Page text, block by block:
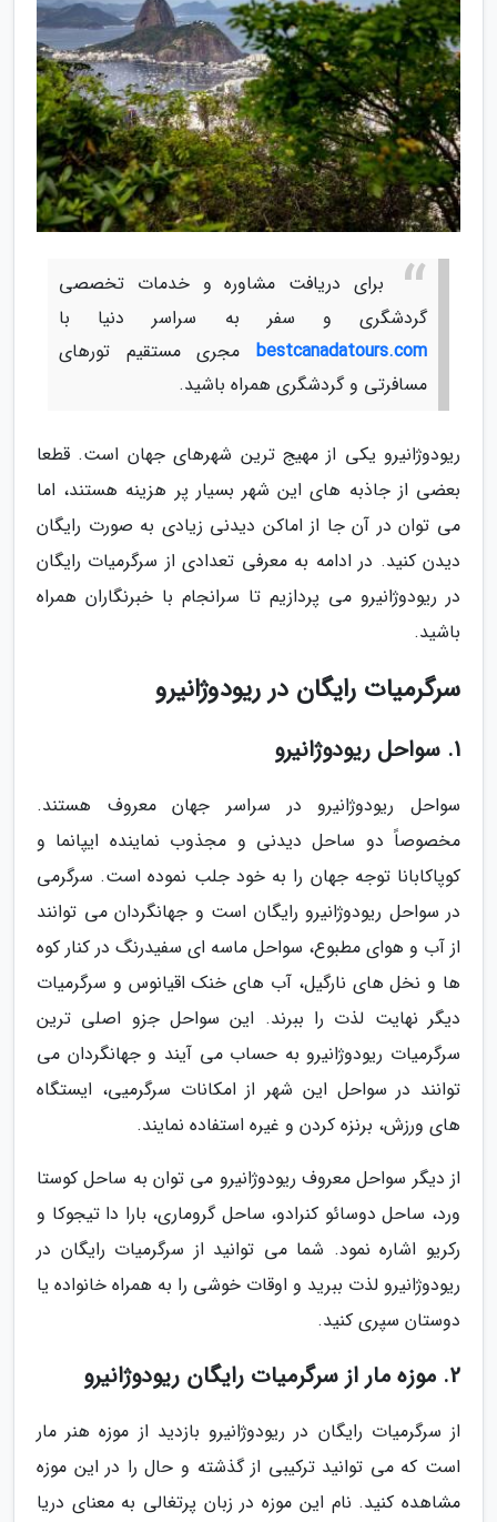
برای دریافت مشاوره و خدمات تخصصی
گردشگری و سفر به سراسر دنیا با
bestcanadatours.com مجری مستقیم تورهای
مسافرتی و گردشگری همراه باشید.
ریودوژانیرو یکی از مهیج ترین شهرهای جهان است. قطعا
بعضی از جاذبه های این شهر بسیار پر هزینه هستند، اما
می توان در آن جا از اماکن دیدنی زیادی به صورت رایگان
دیدن کنید. در ادامه به معرفی تعدادی از سرگرمیات رایگان
در ریودوژانیرو می پردازیم تا سرانجام با خبرنگاران همراه
باشید.
سرگرمیات رایگان در ریودوژانیرو
1. سواحل ریودوژانیرو
سواحل ریودوژانیرو در سراسر جهان معروف هستند.
مخصوصاً دو ساحل دیدنی و مجذوب نماینده ایپانما و
کوپاکابانا توجه جهان را به خود جلب نموده است. سرگرمی
در سواحل ریودوژانیرو رایگان است و جهانگردان می توانند
از آب و هوای مطبوع، سواحل ماسه ای سفیدرنگ در کنار کوه
ها و نخل های نارگیل، آب های خنک اقیانوس و سرگرمیات
دیگر نهایت لذت را ببرند. این سواحل جزو اصلی ترین
سرگرمیات ریودوژانیرو به حساب می آیند و جهانگردان می
توانند در سواحل این شهر از امکانات سرگرمیی، ایستگاه
های ورزش، برنزه کردن و غیره استفاده نمایند.
از دیگر سواحل معروف ریودوژانیرو می توان به ساحل کوستا
ورد، ساحل دوسائو کنرادو، ساحل گروماری، بارا دا تیجوکا و
رکریو اشاره نمود. شما می توانید از سرگرمیات رایگان در
ریودوژانیرو لذت ببرید و اوقات خوشی را به همراه خانواده یا
دوستان سپری کنید.
2. موزه مار از سرگرمیات رایگان ریودوژانیرو
از سرگرمیات رایگان در ریودوژانیرو بازدید از موزه هنر مار
است که می توانید ترکیبی از گذشته و حال را در این موزه
مشاهده کنید. نام این موزه در زبان پرتغالی به معنای دریا